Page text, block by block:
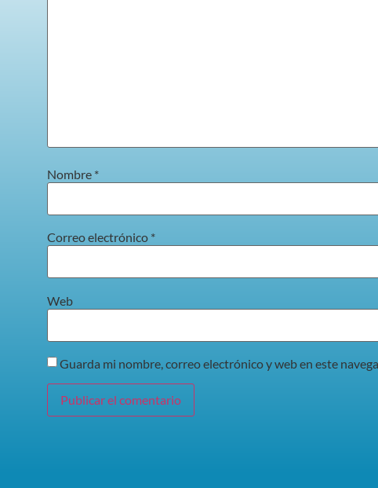
Nombre *
Correo electrónico *
Web
Guarda mi nombre, correo electrónico y web en este